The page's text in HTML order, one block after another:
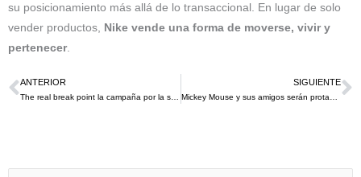
su posicionamiento más allá de lo transaccional. En lugar de solo
vender productos, Nike vende una forma de moverse, vivir y
pertenecer.
Ant
ANTERIOR SIGUIENTE